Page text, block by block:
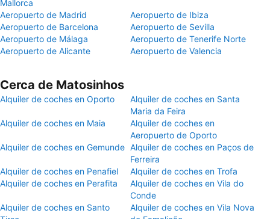
Mallorca
Aeropuerto de Madrid
Aeropuerto de Ibiza
Aeropuerto de Barcelona
Aeropuerto de Sevilla
Aeropuerto de Málaga
Aeropuerto de Tenerife Norte
Aeropuerto de Alicante
Aeropuerto de Valencia
Cerca de Matosinhos
Alquiler de coches en Oporto
Alquiler de coches en Santa
Maria da Feira
Alquiler de coches en Maia
Alquiler de coches en
Aeropuerto de Oporto
Alquiler de coches en Gemunde Alquiler de coches en Paços de
Ferreira
Alquiler de coches en Penafiel
Alquiler de coches en Trofa
Alquiler de coches en Perafita
Alquiler de coches en Vila do
Conde
Alquiler de coches en Santo
Alquiler de coches en Vila Nova